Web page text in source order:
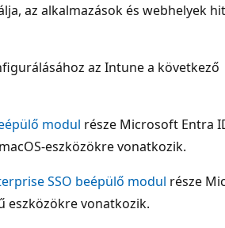
az alkalmazások és webhelyek
az Intune a következő
modul része Microsoft Entra
eszközökre vonatkozik.
SSO beépülő modul része
eszközökre vonatkozik.